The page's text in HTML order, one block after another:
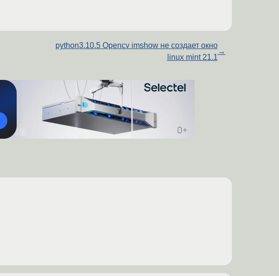
python3.10.5 Opencv imshow не создает окно
linux mint 21.1
→